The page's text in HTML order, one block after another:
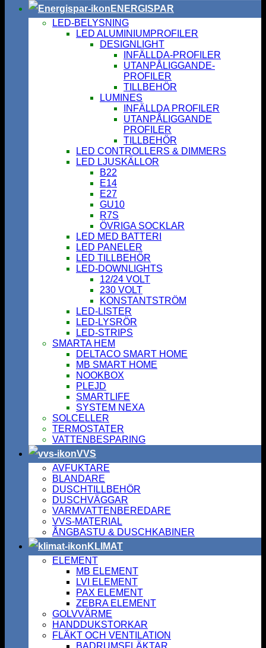
ENERGISPAR
LED-BELYSNING
LED ALUMINIUMPROFILER
DESIGNLIGHT
INFÄLLDA-PROFILER
UTANPÅLIGGANDE-
PROFILER
TILLBEHÖR
LUMINES
INFÄLLDA PROFILER
UTANPÅLIGGANDE
PROFILER
TILLBEHÖR
LED CONTROLLERS & DIMMERS
LED LJUSKÄLLOR
B22
E14
E27
GU10
R7S
ÖVRIGA SOCKLAR
LED MED BATTERI
LED PANELER
LED TILLBEHÖR
LED-DOWNLIGHTS
12/24 VOLT
230 VOLT
KONSTANTSTRÖM
LED-LISTER
LED-LYSRÖR
LED-STRIPS
SMARTA HEM
DELTACO SMART HOME
MB SMART HOME
NOOKBOX
PLEJD
SMARTLIFE
SYSTEM NEXA
SOLCELLER
TERMOSTATER
VATTENBESPARING
VVS
AVFUKTARE
BLANDARE
DUSCHTILLBEHÖR
DUSCHVÄGGAR
VARMVATTENBEREDARE
VVS-MATERIAL
ÅNGBASTU & DUSCHKABINER
KLIMAT
ELEMENT
MB ELEMENT
LVI ELEMENT
PAX ELEMENT
ZEBRA ELEMENT
GOLVVÄRME
HANDDUKSTORKAR
FLÄKT OCH VENTILATION
BADRUMSFLÄKTAR